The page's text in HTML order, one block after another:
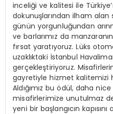
inceliği ve kalitesi ile
dokunuşlarından ilham alan
günün yorgunluğundan
ve barlarımız da
fırsat yaratıyoruz. Lüks
uzaklıktaki İstanbul
gerçekleştiriyoruz.
gayretiyle hizmet kalitemizi
Aldığımız bu ödül, daha
misafirlerimize unutulmaz
yeni bir başlangıcın kapısını